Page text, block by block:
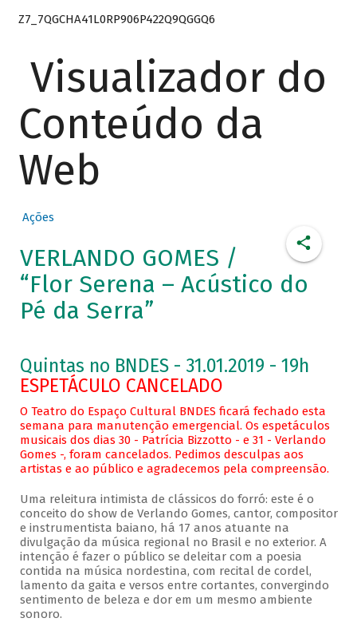
Z7_7QGCHA41L0RP906P422Q9QGGQ6
Visualizador do
Conteúdo da
Web
Ações
VERLANDO GOMES /
“Flor Serena – Acústico do
Pé da Serra”
Quintas no BNDES - 31.01.2019 - 19h
ESPETÁCULO CANCELADO
O Teatro do Espaço Cultural BNDES ficará fechado esta
semana para manutenção emergencial. Os espetáculos
musicais dos dias 30 - Patrícia Bizzotto - e 31 - Verlando
Gomes -, foram cancelados. Pedimos desculpas aos
artistas e ao público e agradecemos pela compreensão.
Uma releitura intimista de clássicos do forró: este é o
conceito do show de Verlando Gomes, cantor, compositor
e instrumentista baiano, há 17 anos atuante na
divulgação da música regional no Brasil e no exterior. A
intenção é fazer o público se deleitar com a poesia
contida na música nordestina, com recital de cordel,
lamento da gaita e versos entre cortantes, convergindo
sentimento de beleza e dor em um mesmo ambiente
sonoro.